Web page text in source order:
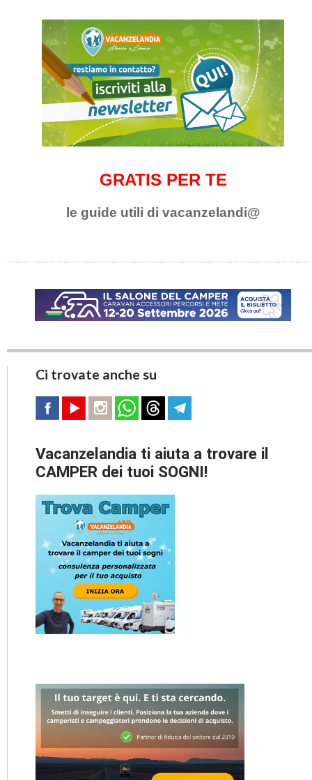
GRATIS PER TE
le guide utili di vacanzelandi@
Ci trovate anche su
Vacanzelandia ti aiuta a trovare il
CAMPER dei tuoi SOGNI!